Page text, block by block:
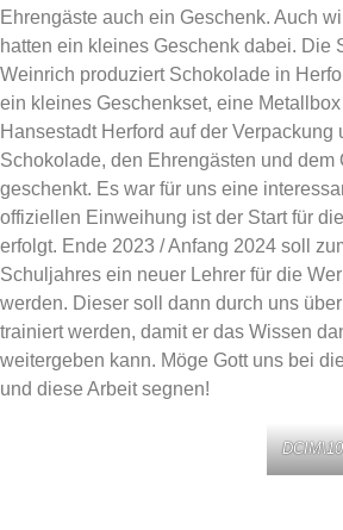
Ehrengäste auch ein Geschenk. Auch
hatten ein kleines Geschenk dabei. Die
Weinrich produziert Schokolade in
ein kleines Geschenkset, eine
Hansestadt Herford auf der Verpackung
Schokolade, den Ehrengästen und dem
geschenkt. Es war für uns eine
offiziellen Einweihung ist der Start für
erfolgt. Ende 2023 / Anfang 2024 soll
Schuljahres ein neuer Lehrer für die
werden. Dieser soll dann durch uns
trainiert werden, damit er das Wissen
weitergeben kann. Möge Gott uns bei
und diese Arbeit segnen!